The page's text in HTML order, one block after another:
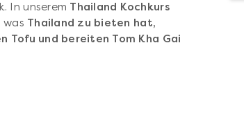
In unserem Thailand Kochkurs
was Thailand zu bieten hat,
Tofu und bereiten Tom Kha Gai